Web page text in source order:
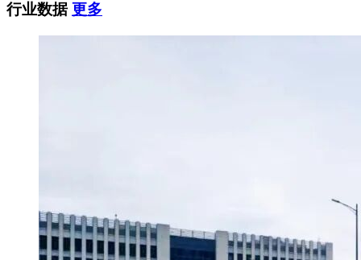
行业数据更多